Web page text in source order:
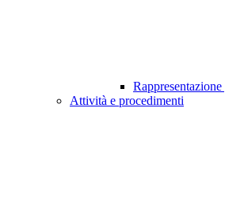
Attività e procedimenti